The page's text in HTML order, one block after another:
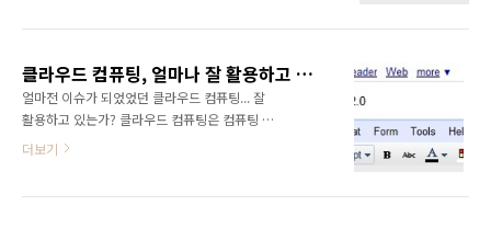
http://www.neoearly.net/ 5.
번 체험단 이벤트는 연말 기부파티를 개최하기
위해 도너츠 2.0에서 진행하는 프로젝트로써 발
생하는 수익금은 기부파티를 통하여 어려운 이
웃에게 기부되며, 체험단에 참여한 블로거들도
입니다. ^^ 사실 '디지털도어락'이라는 특성상
클라우드 컴퓨팅, 얼마나 잘 활용하고 있는가?
얼마전 이슈가 되었었던 클라우드 컴퓨팅... 잘
활용하고 있는가? 클라우드 컴퓨팅은 컴퓨팅 자
원을 관리할 수 있도록 특화된, 제 3자가 제공하
더보기